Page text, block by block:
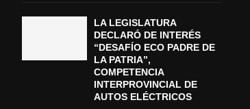
LA LEGISLATURA
DECLARÓ DE INTERÉS
“DESAFÍO ECO PADRE DE
LA PATRIA”,
COMPETENCIA
INTERPROVINCIAL DE
AUTOS ELÉCTRICOS